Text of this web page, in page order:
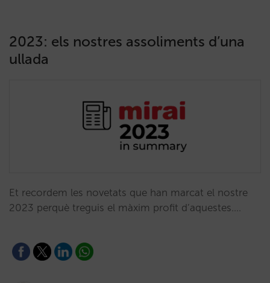
2023: els nostres assoliments d’una
ullada
Et recordem les novetats que han marcat el nostre
2023 perquè treguis el màxim profit d’aquestes.…